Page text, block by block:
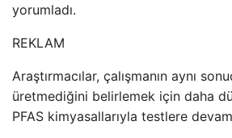
yorumladı.
REKLAM
Araştırmacılar, çalışmanın aynı
üretmediğini belirlemek için daha
PFAS kimyasallarıyla testlere